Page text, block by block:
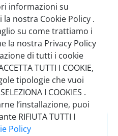
informazioni su
nostra Cookie Policy .
su come trattiamo i
la nostra Privacy Policy
di tutti i cookie
TUTTI I COOKIE,
tipologie che vuoi
I COOKIES .
l’installazione, puoi
RIFIUTA TUTTI I
Policy
Romate Hnos
6
05/2029